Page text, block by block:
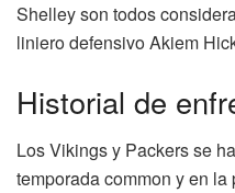
Shelley son todos
liniero defensivo Akiem
Historial de
Los Vikings y Packers se
temporada common y en